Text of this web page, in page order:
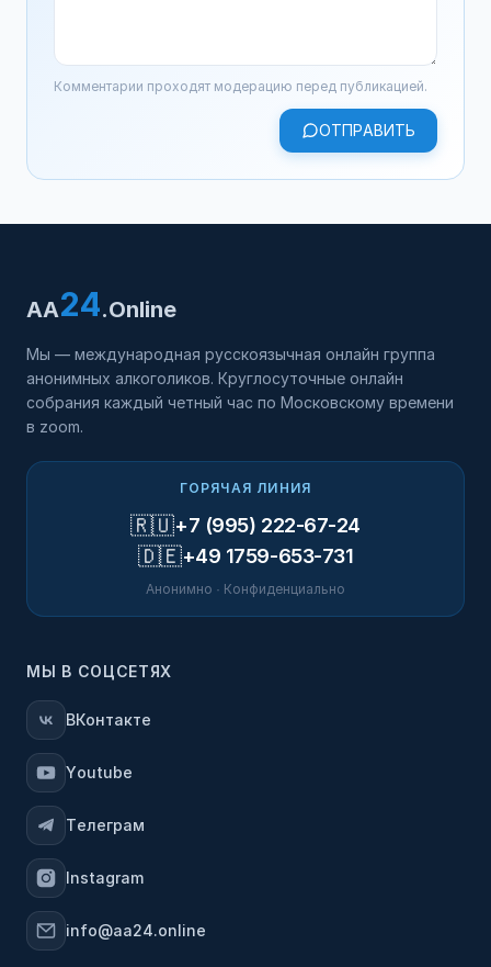
Комментарии проходят модерацию перед публикацией.
ОТПРАВИТЬ
AA24.Online
Мы — международная русскоязычная онлайн группа
анонимных алкоголиков. Круглосуточные онлайн
собрания каждый четный час по Московскому времени
в zoom.
ГОРЯЧАЯ ЛИНИЯ
🇷🇺+7 (995) 222-67-24
🇩🇪+49 1759-653-731
Анонимно · Конфиденциально
МЫ В СОЦСЕТЯХ
ВКонтакте
Youtube
Телеграм
Instagram
info@aa24.online